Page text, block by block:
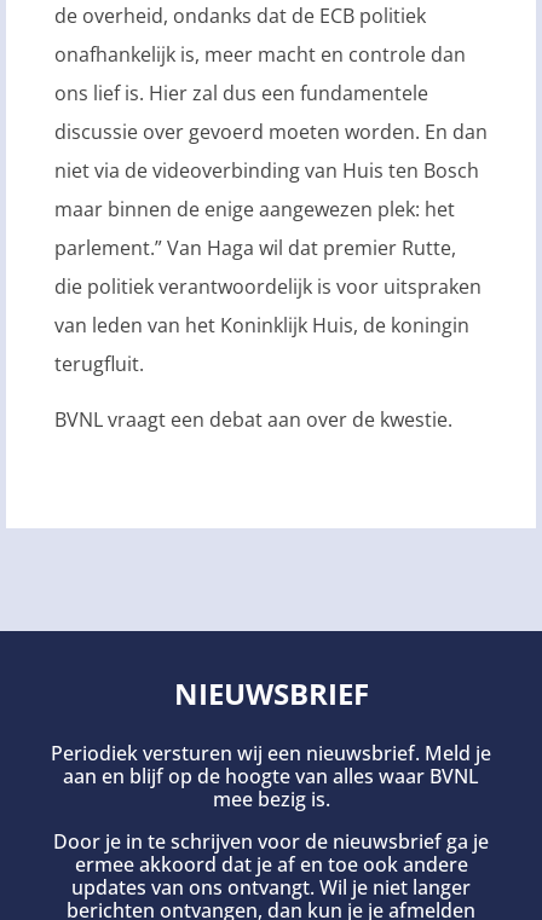
de overheid, ondanks dat de ECB politiek
onafhankelijk is, meer macht en controle dan
ons lief is. Hier zal dus een fundamentele
discussie over gevoerd moeten worden. En dan
niet via de videoverbinding van Huis ten Bosch
maar binnen de enige aangewezen plek: het
parlement.” Van Haga wil dat premier Rutte,
die politiek verantwoordelijk is voor uitspraken
van leden van het Koninklijk Huis, de koningin
terugfluit.
BVNL vraagt een debat aan over de kwestie.
NIEUWSBRIEF
Periodiek versturen wij een nieuwsbrief. Meld je
aan en blijf op de hoogte van alles waar BVNL
mee bezig is.
Door je in te schrijven voor de nieuwsbrief ga je
ermee akkoord dat je af en toe ook andere
updates van ons ontvangt. Wil je niet langer
berichten ontvangen, dan kun je je afmelden